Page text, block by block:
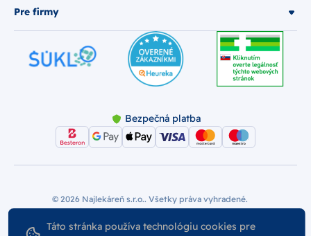
Pre firmy
Bezpečná platba
© 2026 Najlekáreň s.r.o.. Všetky práva vyhradené.
Vytvoril
Nastavenie Cookies
Podmienky používania
Táto stránka používa technológiu cookies pre